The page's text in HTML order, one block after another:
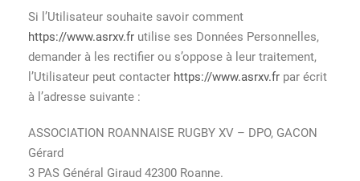
Si l’Utilisateur souhaite savoir comment
https://www.asrxv.fr utilise ses Données Personnelles,
demander à les rectifier ou s’oppose à leur traitement,
l’Utilisateur peut contacter https://www.asrxv.fr par écrit
à l’adresse suivante :
ASSOCIATION ROANNAISE RUGBY XV – DPO, GACON
Gérard
3 PAS Général Giraud 42300 Roanne.